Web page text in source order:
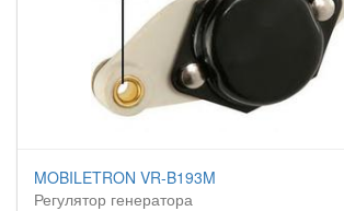
MOBILETRON VR-B193M
Регулятор генератора